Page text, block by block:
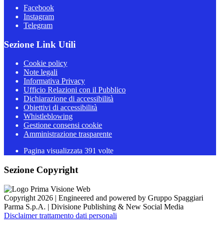
Facebook
Instagram
Telegram
Sezione Link Utili
Cookie policy
Note legali
Informativa Privacy
Ufficio Relazioni con il Pubblico
Dichiarazione di accessibilità
Obiettivi di accessibilità
Whistleblowing
Gestione consensi cookie
Amministrazione trasparente
Pagina visualizzata 391 volte
Sezione Copyright
Copyright 2026 | Engineered and powered by Gruppo Spaggiari
Parma S.p.A. | Divisione Publishing & New Social Media
Disclaimer trattamento dati personali